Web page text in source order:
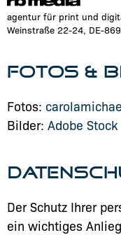
agentur für print und
Weinstraße 22-24, DE-
FOTOS &
Fotos:
Bilder: Adobe Stock
Der Schutz Ihrer
ein wichtiges